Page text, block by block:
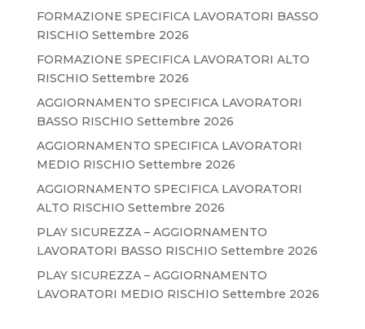
FORMAZIONE SPECIFICA LAVORATORI BASSO
RISCHIO Settembre 2026
FORMAZIONE SPECIFICA LAVORATORI ALTO
RISCHIO Settembre 2026
AGGIORNAMENTO SPECIFICA LAVORATORI
BASSO RISCHIO Settembre 2026
AGGIORNAMENTO SPECIFICA LAVORATORI
MEDIO RISCHIO Settembre 2026
AGGIORNAMENTO SPECIFICA LAVORATORI
ALTO RISCHIO Settembre 2026
PLAY SICUREZZA – AGGIORNAMENTO
LAVORATORI BASSO RISCHIO Settembre 2026
PLAY SICUREZZA – AGGIORNAMENTO
LAVORATORI MEDIO RISCHIO Settembre 2026